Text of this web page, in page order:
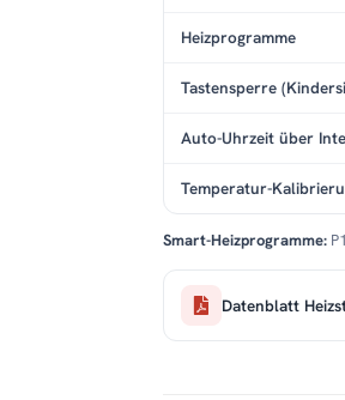
Heizprogramme
Tastensperre
Auto-Uhrzeit über
Temperatur-
Smart-Heizprogramme:
Datenblatt